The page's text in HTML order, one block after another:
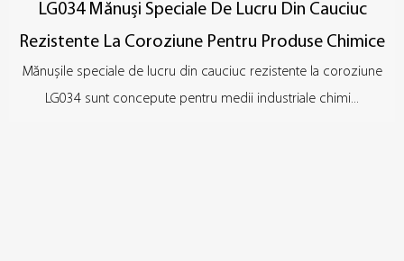
LG034 Mănuși Speciale De Lucru Din Cauciuc
Rezistente La Coroziune Pentru Produse Chimice
Mănușile speciale de lucru din cauciuc rezistente la coroziune
LG034 sunt concepute pentru medii industriale chimi...